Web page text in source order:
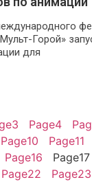
Горой»
для
3 Page4
Page10 Page11
Page16 Page17
Page22 Page23